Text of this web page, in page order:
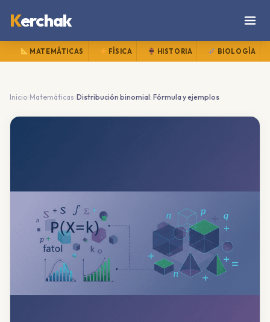
Kerchak
MATEMÁTICAS FÍSICA HISTORIA BIOLOGÍA
Inicio›Matemáticas ›Distribución binomial: Fórmula y ejemplos